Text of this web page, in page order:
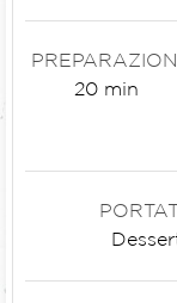
20 min